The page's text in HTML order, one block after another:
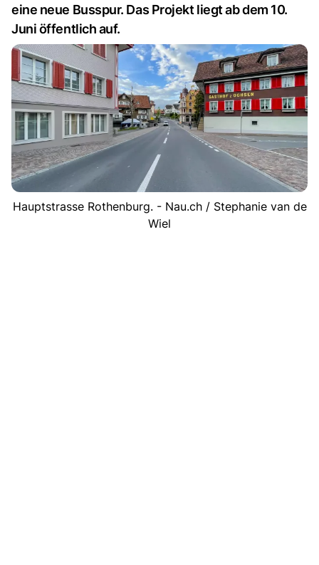
eine neue Busspur. Das Projekt liegt ab dem 10.
Juni öffentlich auf.
Hauptstrasse Rothenburg. - Nau.ch / Stephanie van de
Wiel